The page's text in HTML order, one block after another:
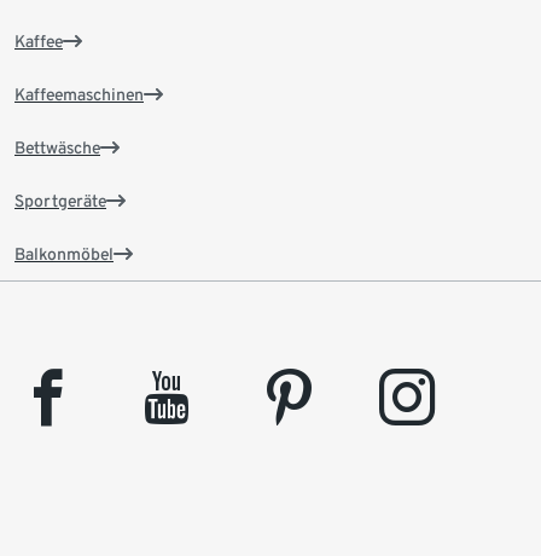
Kaffee
Kaffeemaschinen
Bettwäsche
Sportgeräte
Balkonmöbel
facebook youtube pinterest instagram